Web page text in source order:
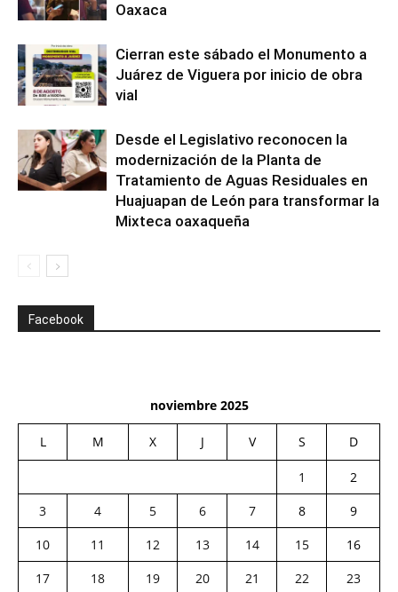
Oaxaca
Cierran este sábado el Monumento a
Juárez de Viguera por inicio de obra
vial
Desde el Legislativo reconocen la
modernización de la Planta de
Tratamiento de Aguas Residuales en
Huajuapan de León para transformar la
Mixteca oaxaqueña
Facebook
noviembre 2025
L M X J V S D
1
2
3
4 5 6 7 8
9
10
11 12 13 14 15
16
17
18 19 20 21 22
23